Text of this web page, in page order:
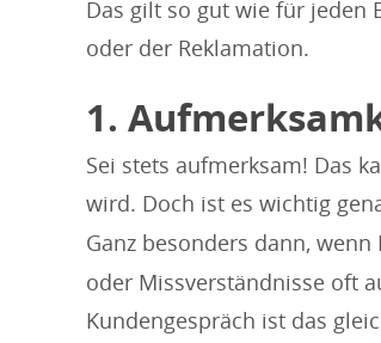
Das gilt so gut wie für jeden
oder der Reklamation.
1.
Sei stets aufmerksam! Das
wird. Doch ist es wichtig
Ganz besonders dann,
oder Missverständnisse oft
Kundengespräch ist das